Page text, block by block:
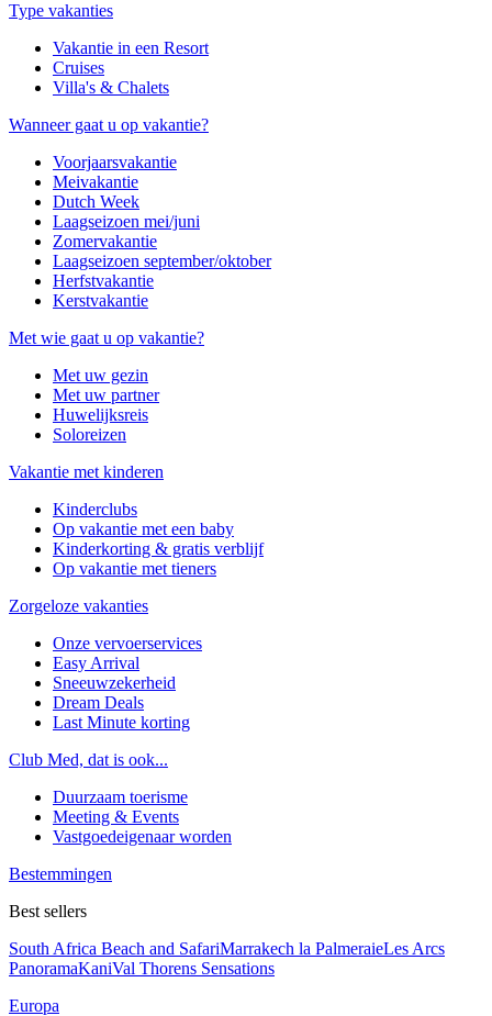
Type vakanties
Vakantie in een Resort
Cruises
Villa's & Chalets
Wanneer gaat u op vakantie?
Voorjaarsvakantie
Meivakantie
Dutch Week
Laagseizoen mei/juni
Zomervakantie
Laagseizoen september/oktober
Herfstvakantie
Kerstvakantie
Met wie gaat u op vakantie?
Met uw gezin
Met uw partner
Huwelijksreis
Soloreizen
Vakantie met kinderen
Kinderclubs
Op vakantie met een baby
Kinderkorting & gratis verblijf
Op vakantie met tieners
Zorgeloze vakanties
Onze vervoerservices
Easy Arrival
Sneeuwzekerheid
Dream Deals
Last Minute korting
Club Med, dat is ook...
Duurzaam toerisme
Meeting & Events
Vastgoedeigenaar worden
Bestemmingen
Best sellers
South Africa Beach and SafariMarrakech la PalmeraieLes Arcs
PanoramaKaniVal Thorens Sensations
Europa